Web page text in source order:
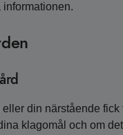
informationen.
din närstående
klagomål och om